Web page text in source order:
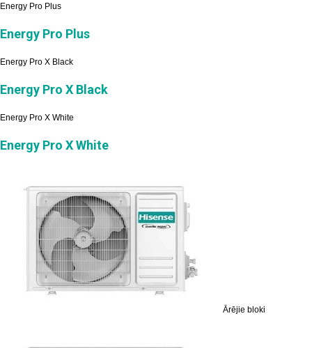
Energy Pro Plus
Energy Pro Plus
Energy Pro X Black
Energy Pro X Black
Energy Pro X White
Energy Pro X White
Ārējie bloki